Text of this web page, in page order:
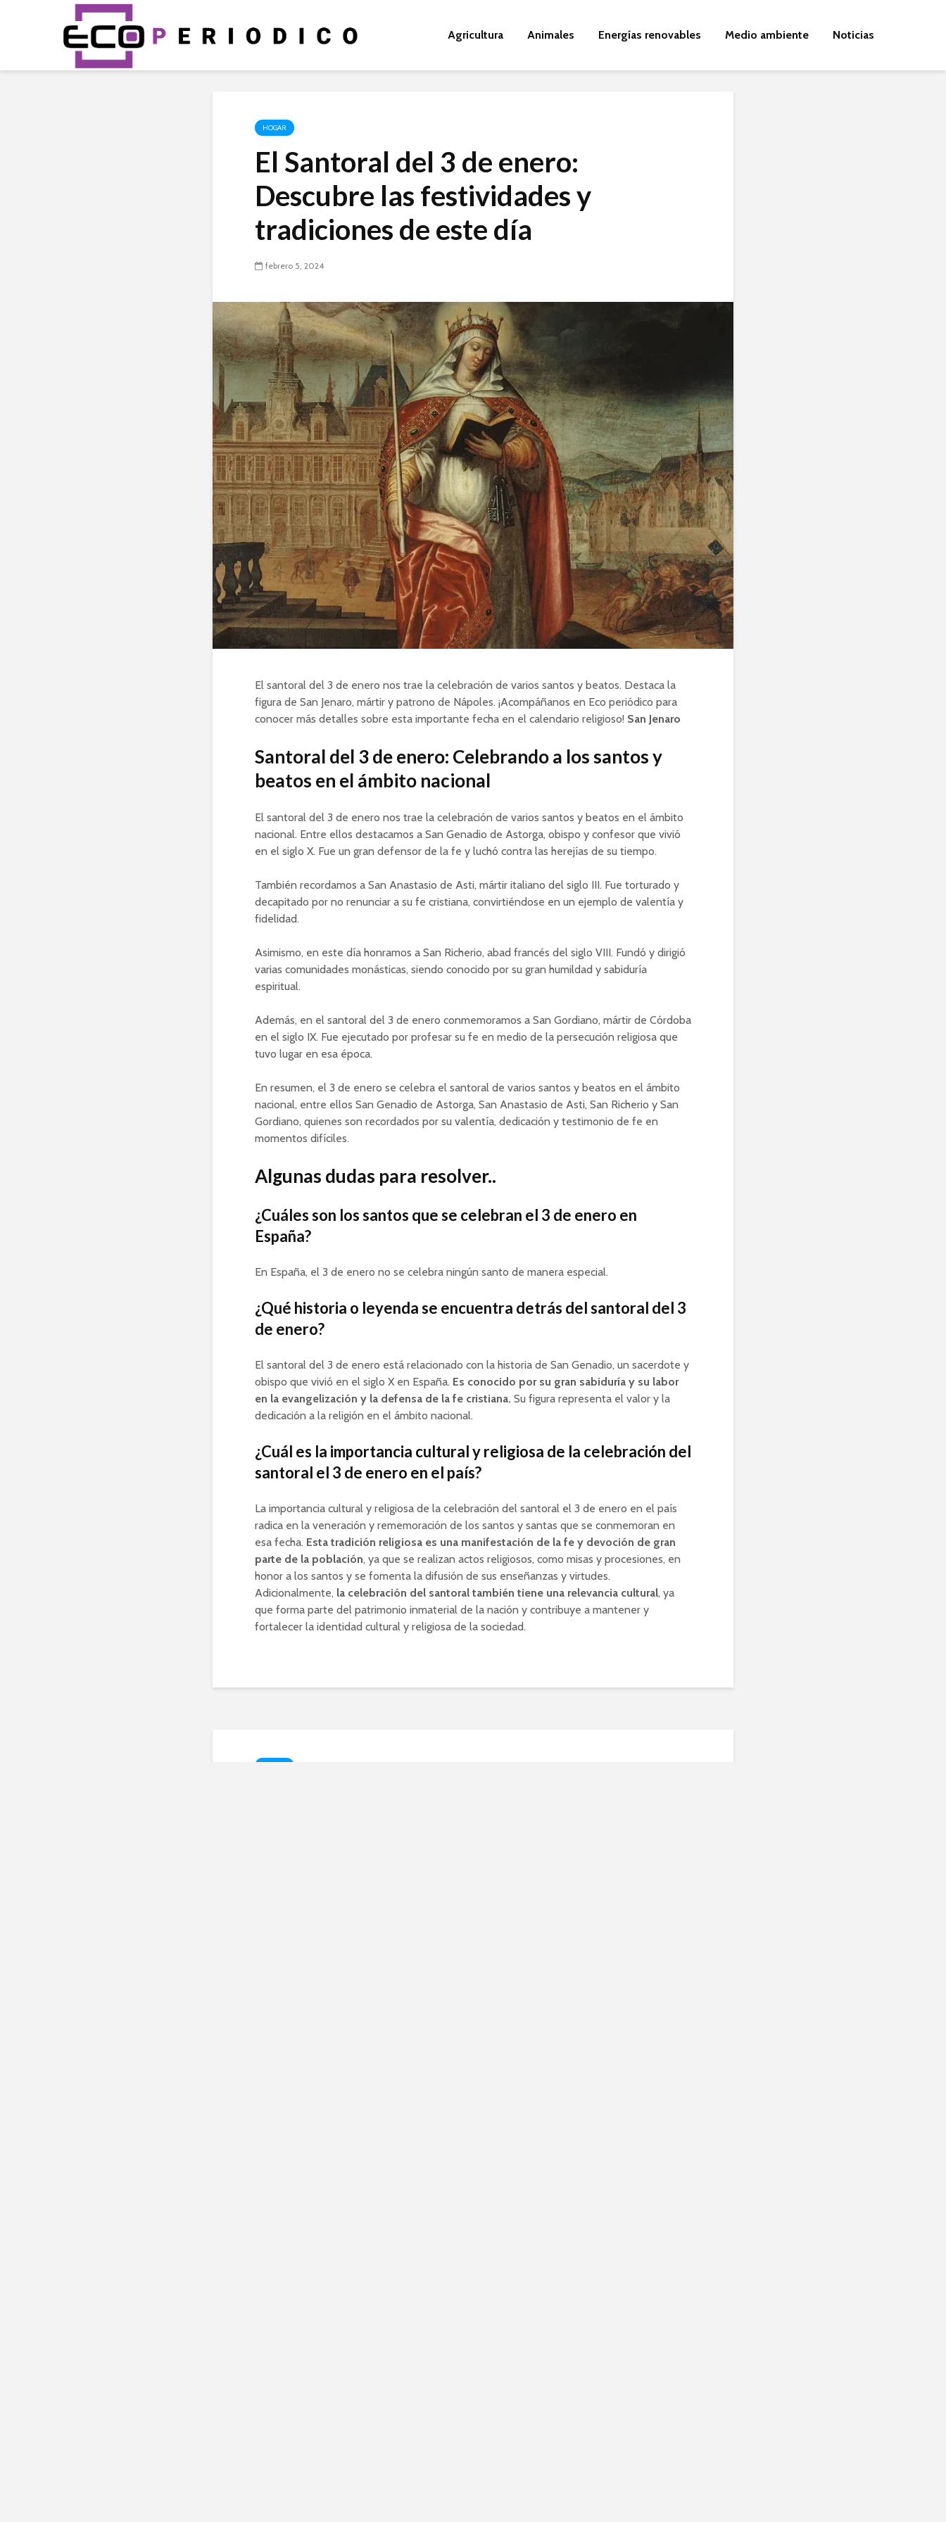
Agricultura Animales Energías renovables Medio ambiente Noticias
HOGAR
El Santoral del 3 de enero:
Descubre las festividades y
tradiciones de este día
febrero 5, 2024
El santoral del 3 de enero nos trae la celebración de varios santos y beatos. Destaca la
figura de San Jenaro, mártir y patrono de Nápoles. ¡Acompáñanos en Eco periódico para
conocer más detalles sobre esta importante fecha en el calendario religioso! San Jenaro
Santoral del 3 de enero: Celebrando a los santos y
beatos en el ámbito nacional
El santoral del 3 de enero nos trae la celebración de varios santos y beatos en el ámbito
nacional. Entre ellos destacamos a San Genadio de Astorga, obispo y confesor que vivió
en el siglo X. Fue un gran defensor de la fe y luchó contra las herejías de su tiempo.
También recordamos a San Anastasio de Asti, mártir italiano del siglo III. Fue torturado y
decapitado por no renunciar a su fe cristiana, convirtiéndose en un ejemplo de valentía y
fidelidad.
Asimismo, en este día honramos a San Richerio, abad francés del siglo VIII. Fundó y dirigió
varias comunidades monásticas, siendo conocido por su gran humildad y sabiduría
espiritual.
Además, en el santoral del 3 de enero conmemoramos a San Gordiano, mártir de Córdoba
en el siglo IX. Fue ejecutado por profesar su fe en medio de la persecución religiosa que
tuvo lugar en esa época.
En resumen, el 3 de enero se celebra el santoral de varios santos y beatos en el ámbito
nacional, entre ellos San Genadio de Astorga, San Anastasio de Asti, San Richerio y San
Gordiano, quienes son recordados por su valentía, dedicación y testimonio de fe en
momentos difíciles.
Algunas dudas para resolver..
¿Cuáles son los santos que se celebran el 3 de enero en
España?
En España, el 3 de enero no se celebra ningún santo de manera especial.
¿Qué historia o leyenda se encuentra detrás del santoral del 3
de enero?
El santoral del 3 de enero está relacionado con la historia de San Genadio, un sacerdote y
obispo que vivió en el siglo X en España. Es conocido por su gran sabiduría y su labor
en la evangelización y la defensa de la fe cristiana. Su figura representa el valor y la
dedicación a la religión en el ámbito nacional.
¿Cuál es la importancia cultural y religiosa de la celebración del
santoral el 3 de enero en el país?
La importancia cultural y religiosa de la celebración del santoral el 3 de enero en el país
radica en la veneración y rememoración de los santos y santas que se conmemoran en
esa fecha. Esta tradición religiosa es una manifestación de la fe y devoción de gran
parte de la población, ya que se realizan actos religiosos, como misas y procesiones, en
honor a los santos y se fomenta la difusión de sus enseñanzas y virtudes.
Adicionalmente, la celebración del santoral también tiene una relevancia cultural, ya
que forma parte del patrimonio inmaterial de la nación y contribuye a mantener y
fortalecer la identidad cultural y religiosa de la sociedad.